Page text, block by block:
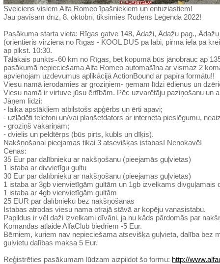
Sveiciens visiem Alfa Romeo īpašniekiem un entuziastiem!
Jau pavisam drīz, 8. oktobrī, tiksimies Rudens Leģendā 2022!
Pasākuma starta vieta: Rīgas gatve 148, Ādaži, Ādažu pag.,
(orientieris virzienā no Rīgas - KOOL DUS pa labi, pirmā iela pa
ap plkst. 10:30.
Tālākais punkts ̴ 60 km no Rīgas, bet kopumā būs jānobrauc ap
pasākumā nepieciešama Alfa Romeo automašīna ar vismaz 2
apvienojam uzdevumus aplikācijā ActionBound ar papīra formātu!!
Viesu namā ierodamies ar groziņiem- ņemam līdzi ēdienus un
Viesu namā ir virtuve jūsu ērtībām. Pēc uzvarētāju paziņošanu un
Jāņem līdzi:
- laika apstākļiem atbilstošs apģērbs un ērti apavi;
- uzlādēti telefoni un/vai planšetdators ar interneta pieslēgumu,
- groziņš vakariņām;
- dvielis un peldtērps (būs pirts, kubls un dīķis).
Nakšņošanai pieejamas tikai 3 atsevišķas istabas! Nenokavē!
Cenas:
35 Eur par dalībnieku ar nakšņošanu (pieejamās guļvietas)
1 istaba ar divvietīgu gultu
30 Eur par dalībnieku ar nakšņošanu (pieejamās guļvietas)
1 istaba ar 3gb vienvietīgām gultām un 1gb izvelkams divguļamais
1 istaba ar 4gb vienvietīgām gultām
25 EUR par dalībnieku bez nakšņošanas
Istabas atrodas viesu nama otrajā stāvā ar kopēju vanasistabu.
Papildus ir vēl daži izvelkami dīvāni, ja nu kāds pārdomās par
Komandas atlaide AlfaClub biedriem -5 Eur.
Bērniem, kuriem nav nepieciešama atsevišķa guļvieta, dalība bez
guļvietu dalības maksa 5 Eur.
Reģistrēties pasākumam lūdzam aizpildot šo formu: http://